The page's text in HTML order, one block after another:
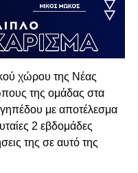
χώρου της Νέας
της ομάδας στα
γηπέδου με αποτέλεσμα
2 εβδομάδες
της σε αυτό της